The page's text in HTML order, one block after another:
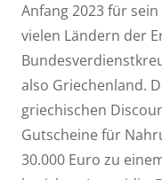
Anfang 2023 für
vielen Ländern der
also Griechenland.
griechischen
Gutscheine für
30.000 Euro zu